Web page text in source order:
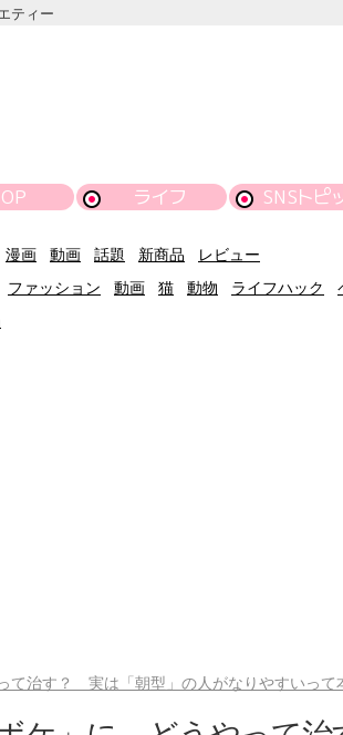
ティー
ライフ SNSトピ
漫画 動画 話題 新商品
レビュー
ファッション 動画 猫 動物 ライフハック
て治す？ 実は「朝型」の人がなりやすいっ